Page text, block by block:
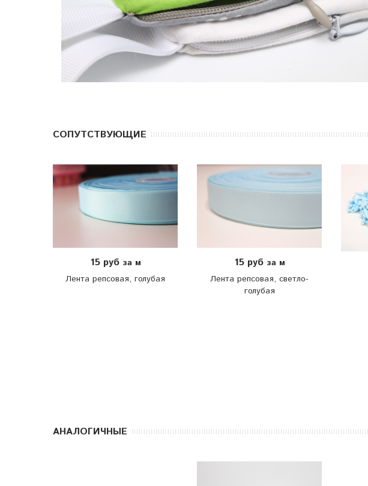
CОПУТСТВУЮЩИЕ
15 руб за м
Лента репсовая, голубая
15 руб за м
Лента репсовая, светло-
голубая
АНАЛОГИЧНЫЕ